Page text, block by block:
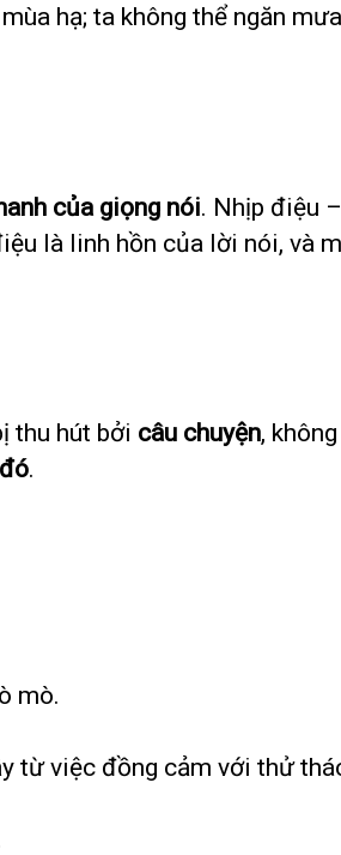
hạ; ta không thể ngăn
của giọng nói. Nhịp điệu
là linh hồn của lời nói, và
thu hút bởi câu chuyện,
.
mò.
từ việc đồng cảm với thử